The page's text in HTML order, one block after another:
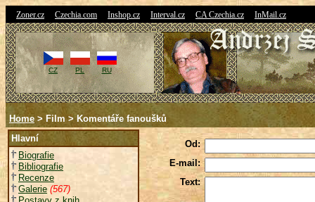
Zoner.cz Czechia.com Inshop.cz Interval.cz CA Czechia.cz InMail.cz
CZ PL RU
Home > Film > Komentáře fanoušků
Hlavní
Biografie
Bibliografie
Recenze
Galerie (567)
Od:
E-mail:
Text: